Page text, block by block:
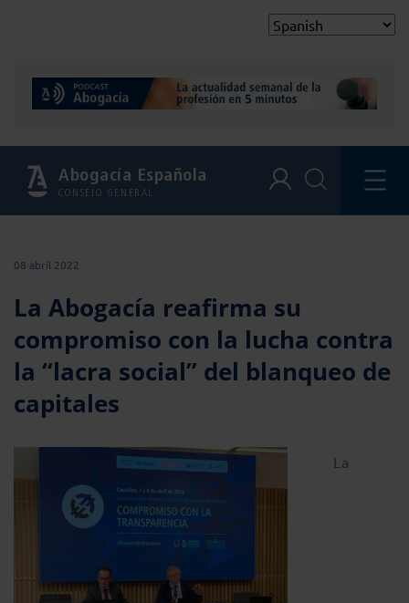
Abogacía Española
CONSEJO GENERAL
08 abril 2022
La Abogacía reafirma su
compromiso con la lucha contra
la “lacra social” del blanqueo de
capitales
La